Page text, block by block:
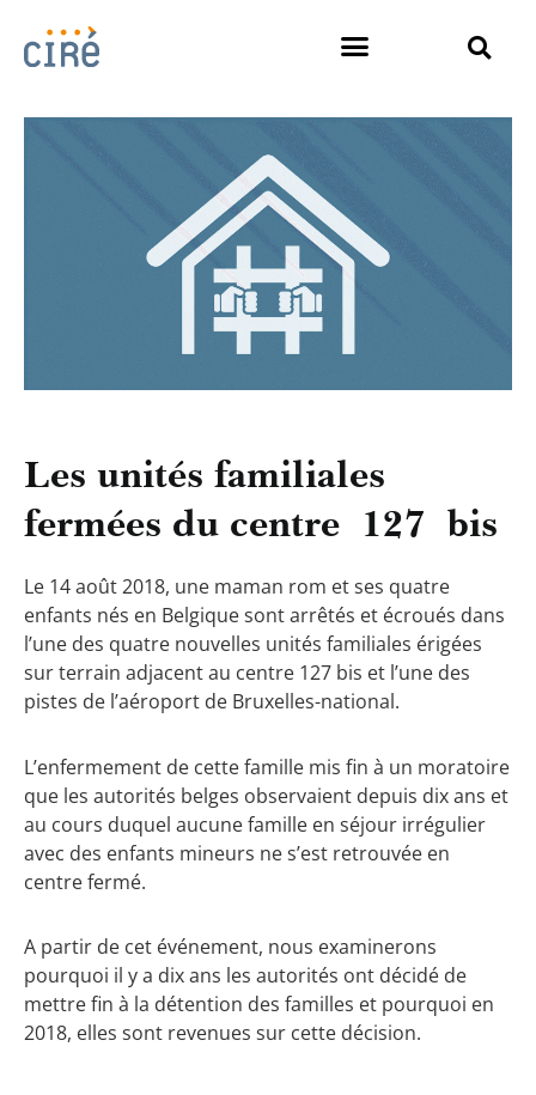
Les unités familiales
fermées du centre 127 bis
Le 14 août 2018, une maman rom et ses quatre
enfants nés en Belgique sont arrêtés et écroués dans
l’une des quatre nouvelles unités familiales érigées
sur terrain adjacent au centre 127 bis et l’une des
pistes de l’aéroport de Bruxelles-national.
L’enfermement de cette famille mis fin à un moratoire
que les autorités belges observaient depuis dix ans et
au cours duquel aucune famille en séjour irrégulier
avec des enfants mineurs ne s’est retrouvée en
centre fermé.
A partir de cet événement, nous examinerons
pourquoi il y a dix ans les autorités ont décidé de
mettre fin à la détention des familles et pourquoi en
2018, elles sont revenues sur cette décision.